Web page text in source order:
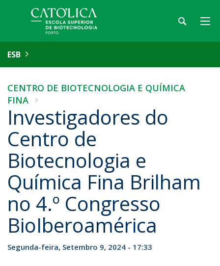
ESB
CENTRO DE BIOTECNOLOGIA E QUÍMICA
FINA
Investigadores do
Centro de
Biotecnologia e
Química Fina Brilham
no 4.º Congresso
BioIberoamérica
Segunda-feira, Setembro 9, 2024 - 17:33